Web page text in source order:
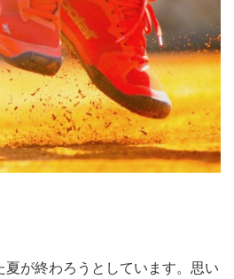
が終わろうとしています。思い